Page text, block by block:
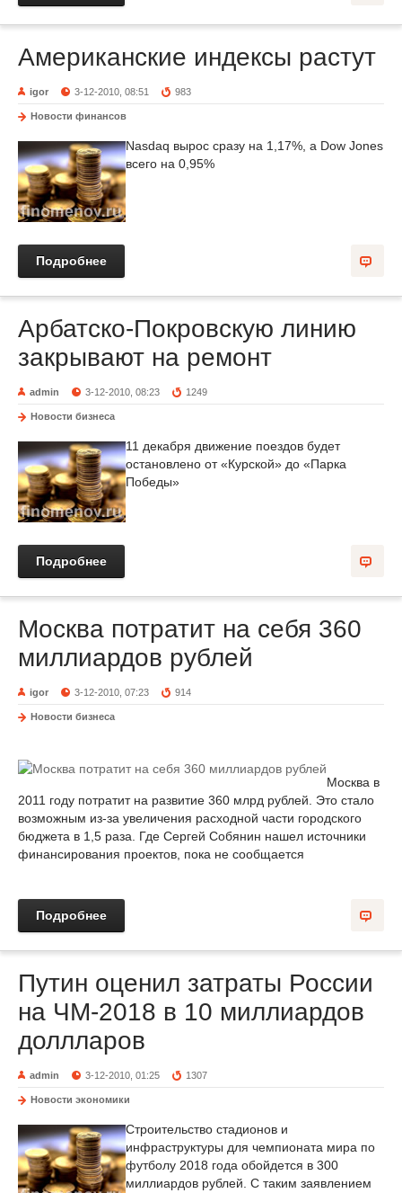
Американские индексы растут
igor 3-12-2010, 08:51 983
Новости финансов
Nasdaq вырос сразу на 1,17%, а Dow Jones
всего на 0,95%
Подробнее
Арбатско-Покровскую линию
закрывают на ремонт
admin 3-12-2010, 08:23 1249
Новости бизнеса
11 декабря движение поездов будет
остановлено от «Курской» до «Парка
Победы»
Подробнее
Москва потратит на себя 360
миллиардов рублей
igor 3-12-2010, 07:23 914
Новости бизнеса
Москва в
2011 году потратит на развитие 360 млрд рублей. Это стало
возможным из-за увеличения расходной части городского
бюджета в 1,5 раза. Где Сергей Собянин нашел источники
финансирования проектов, пока не сообщается
Подробнее
Путин оценил затраты России
на ЧМ-2018 в 10 миллиардов
доллларов
admin 3-12-2010, 01:25 1307
Новости экономики
Строительство стадионов и
инфраструктуры для чемпионата мира по
футболу 2018 года обойдется в 300
миллиардов рублей. С таким заявлением